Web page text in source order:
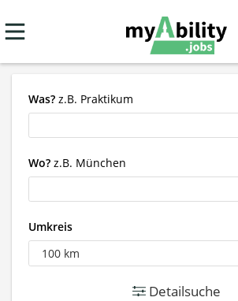
Was? z.B. Praktikum
Wo? z.B. München
Umkreis
Detailsuche